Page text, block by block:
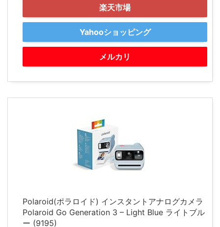
楽天市場
Yahooショッピング
メルカリ
Polaroid(ポラロイド) インスタントアナログカメラ
Polaroid Go Generation 3 – Light Blue ライトブル
ー (9195)